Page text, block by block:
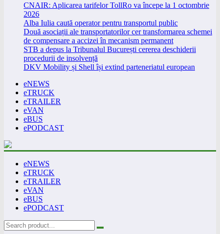
CNAIR: Aplicarea tarifelor TollRo va începe la 1 octombrie
2026
Alba Iulia caută operator pentru transportul public
Două asociații ale transportatorilor cer transformarea schemei
de compensare a accizei în mecanism permanent
STB a depus la Tribunalul București cererea deschiderii
procedurii de insolvență
DKV Mobility și Shell își extind parteneriatul european
eNEWS
eTRUCK
eTRAILER
eVAN
eBUS
ePODCAST
eNEWS
eTRUCK
eTRAILER
eVAN
eBUS
ePODCAST